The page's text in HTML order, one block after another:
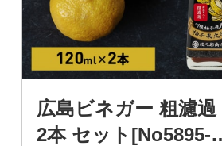
広島ビネガー 粗濾過
2本 セット[No5895-0